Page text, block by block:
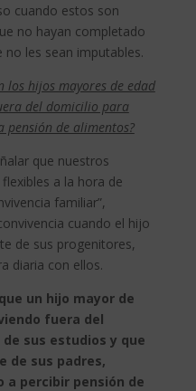
cuando estos son
no hayan completado
les sean imputables.
los hijos mayores de edad
del domicilio para
pensión de alimentos?
que nuestros
a la hora de
familiar”,
cuando el hijo
de sus progenitores,
diaria con ellos.
un hijo mayor de
fuera del
sus estudios y que
de sus padres,
a percibir pensión de